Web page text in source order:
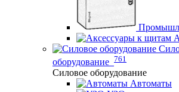
оборудование 761
Силовое оборудование
Автоматы